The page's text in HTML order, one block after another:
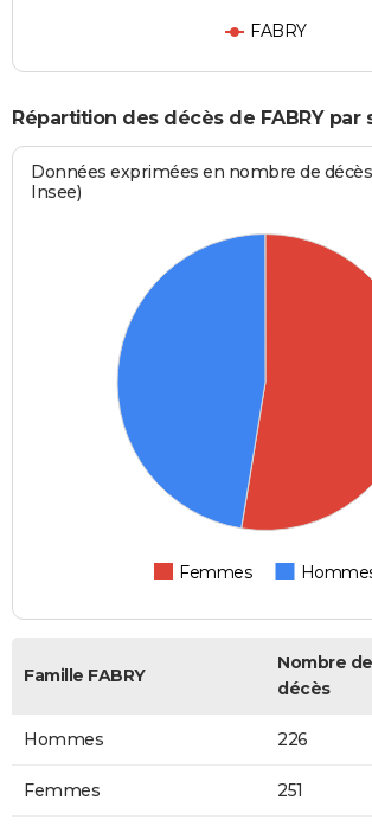
FABRY
Répartition des décès de FABRY par
Données exprimées en nombre de décès
Insee)
Femmes
Famille FABRY
Nombre de
décès
Hommes 226
Femmes 251